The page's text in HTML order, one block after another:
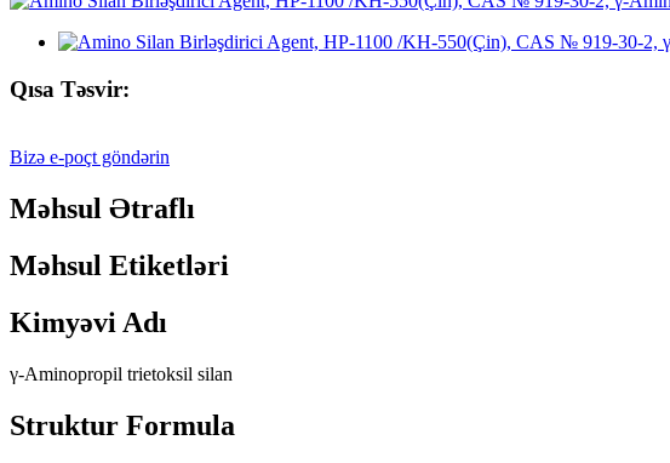
Qısa Təsvir:
Bizə e-poçt göndərin
Məhsul Ətraflı
Məhsul Etiketləri
Kimyəvi Adı
γ-Aminopropil trietoksil silan
Struktur Formula